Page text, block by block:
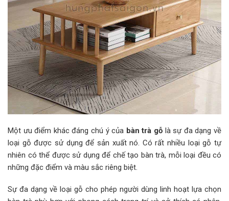
Một ưu điểm khác đáng chú ý của bàn trà gỗ là sự đa dạng về
loại gỗ được sử dụng để sản xuất nó. Có rất nhiều loại gỗ tự
nhiên có thể được sử dụng để chế tạo bàn trà, mỗi loại đều có
những đặc điểm và màu sắc riêng biệt.
Sự đa dạng về loại gỗ cho phép người dùng linh hoạt lựa chọn